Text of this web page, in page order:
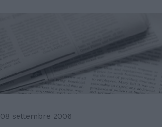
08 settembre 2006